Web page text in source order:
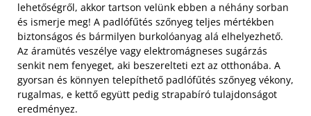
lehetőségről, akkor tartson velünk ebben a néhány sorban
és ismerje meg! A padlófűtés szőnyeg teljes mértékben
biztonságos és bármilyen burkolóanyag alá elhelyezhető.
Az áramütés veszélye vagy elektromágneses sugárzás
senkit nem fenyeget, aki beszerelteti ezt az otthonába. A
gyorsan és könnyen telepíthető padlófűtés szőnyeg vékony,
rugalmas, e kettő együtt pedig strapabíró tulajdonságot
eredményez.